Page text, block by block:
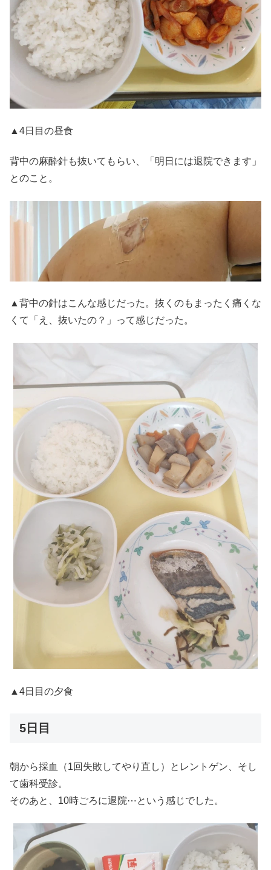
▲4日目の昼食
背中の麻酔針も抜いてもらい、「明日には退院できます」
とのこと。
▲背中の針はこんな感じだった。抜くのもまったく痛くな
くて「え、抜いたの？」って感じだった。
▲4日目の夕食
5日目
朝から採血（1回失敗してやり直し）とレントゲン、そし
て歯科受診。
そのあと、10時ごろに退院⋯という感じでした。